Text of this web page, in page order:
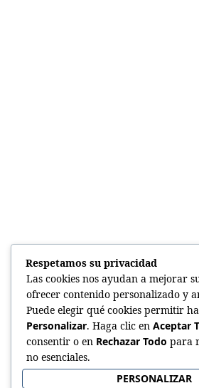
Respetamos su privacidad
Las cookies nos ayudan a mejorar
ofrecer contenido personalizado y
Puede elegir qué cookies permitir
Personalizar. Haga clic en Aceptar
consentir o en Rechazar Todo para
no esenciales.
PERSONALIZAR